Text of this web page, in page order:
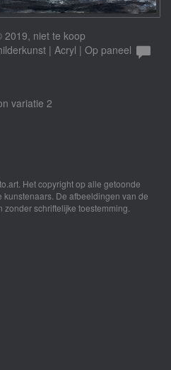
2019, niet te koop
| Acryl | Op paneel
variatie 2
. Het copyright op alle getoonde
De afbeeldingen van de
schriftelijke toestemming.